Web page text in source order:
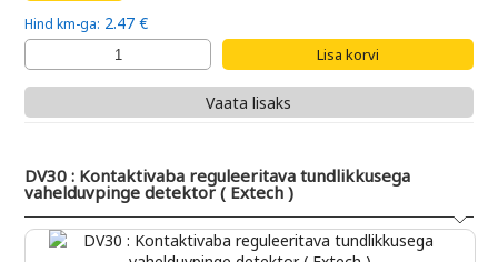
Hind km-ga: 2.47 €
Vaata lisaks
DV30 : Kontaktivaba reguleeritava tundlikkusega
vahelduvpinge detektor ( Extech )